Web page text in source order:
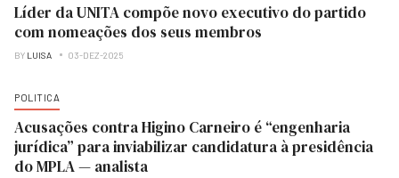
Líder da UNITA compõe novo executivo do partido
com nomeações dos seus membros
BY LUISA 03-DEZ-2025
POLITICA
Acusações contra Higino Carneiro é “engenharia
jurídica” para inviabilizar candidatura à presidência
do MPLA — analista